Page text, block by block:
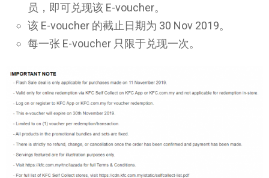
员，即可兑现该 E-voucher。
该 E-voucher 的截止日期为 30 Nov 2019。
每一张 E-voucher 只限于兑现一次。